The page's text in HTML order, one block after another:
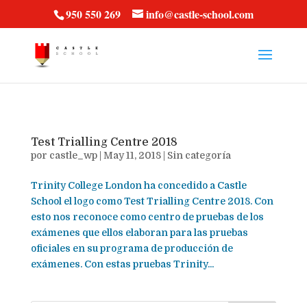
950 550 269 info@castle-school.com
Test Trialling Centre 2018
por castle_wp| May 11, 2018| Sin categoría
Trinity College London ha concedido a Castle
School el logo como Test Trialling Centre 2018. Con
esto nos reconoce como centro de pruebas de los
exámenes que ellos elaboran para las pruebas
oficiales en su programa de producción de
exámenes. Con estas pruebas Trinity...